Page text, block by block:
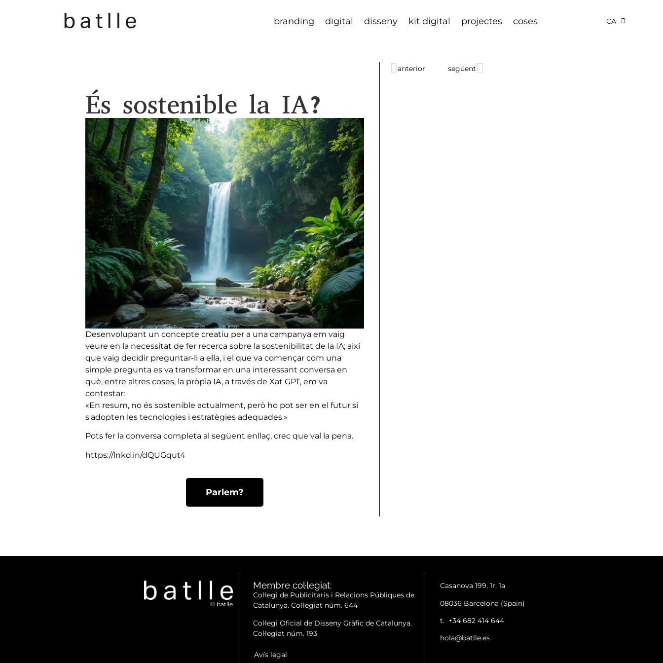
branding digital disseny kit digital projectes coses CA
És sostenible la IA?
Desenvolupant un concepte creatiu per a una campanya em vaig
veure en la necessitat de fer recerca sobre la sostenibilitat de la IA; així
que vaig decidir preguntar-li a ella, i el que va començar com una
simple pregunta es va transformar en una interessant conversa en
què, entre altres coses, la pròpia IA, a través de Xat GPT, em va
contestar:
«En resum, no és sostenible actualment, però ho pot ser en el futur si
s'adopten les tecnologies i estratègies adequades.»
Pots fer la conversa completa al següent enllaç, crec que val la pena.
https://lnkd.in/dQUGqut4
Parlem?
anterior següent
© batlle
Membre col·legiat:
Col·legi de Publicitaris i Relacions Públiques de
Catalunya. Col·legiat núm. 644
Col·legi Oficial de Disseny Gràfic de Catalunya.
Col·legiat núm. 193
Avís legal
Casanova 199, 1r, 1a
08036 Barcelona (Spain)
t. +34 682 414 644
hola@batlle.es